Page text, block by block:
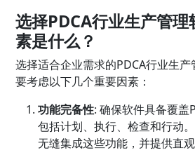
选择PDCA行业生产管理
素是什么？
选择适合企业需求的PDCA行业生
要考虑以下几个重要因素：
功能完备性: 确保软件具备覆盖
包括计划、执行、检查和行动
无缝集成这些功能，并提供直